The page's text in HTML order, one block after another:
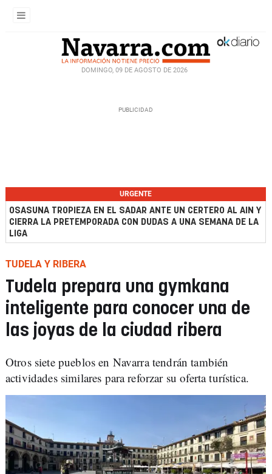
DOMINGO, 09 DE AGOSTO DE 2026
URGENTE
OSASUNA TROPIEZA EN EL SADAR ANTE UN CERTERO AL AIN Y
CIERRA LA PRETEMPORADA CON DUDAS A UNA SEMANA DE LA
LIGA
TUDELA Y RIBERA
Tudela prepara una gymkana
inteligente para conocer una de
las joyas de la ciudad ribera
Otros siete pueblos en Navarra tendrán también
actividades similares para reforzar su oferta turística.